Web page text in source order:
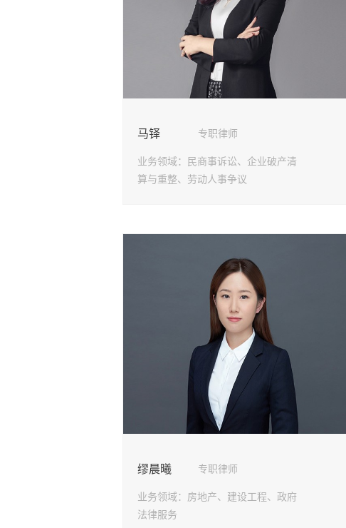
马铎 专职律师
业务领域：
民商事诉讼、企业破产清
算与重整、劳动人事争议
缪晨曦 专职律师
业务领域： 房地产、建设工程、政府
法律服务